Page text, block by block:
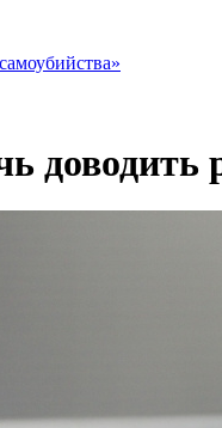
доводить